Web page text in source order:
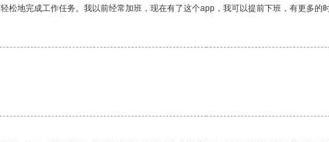
松地完成工作任务。我以前经常加班，现在有了这个app，我可以提前下班，有更多的时